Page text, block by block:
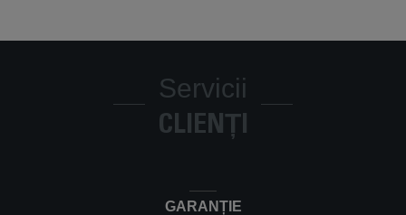
Servicii
CLIENȚI
GARANȚIE